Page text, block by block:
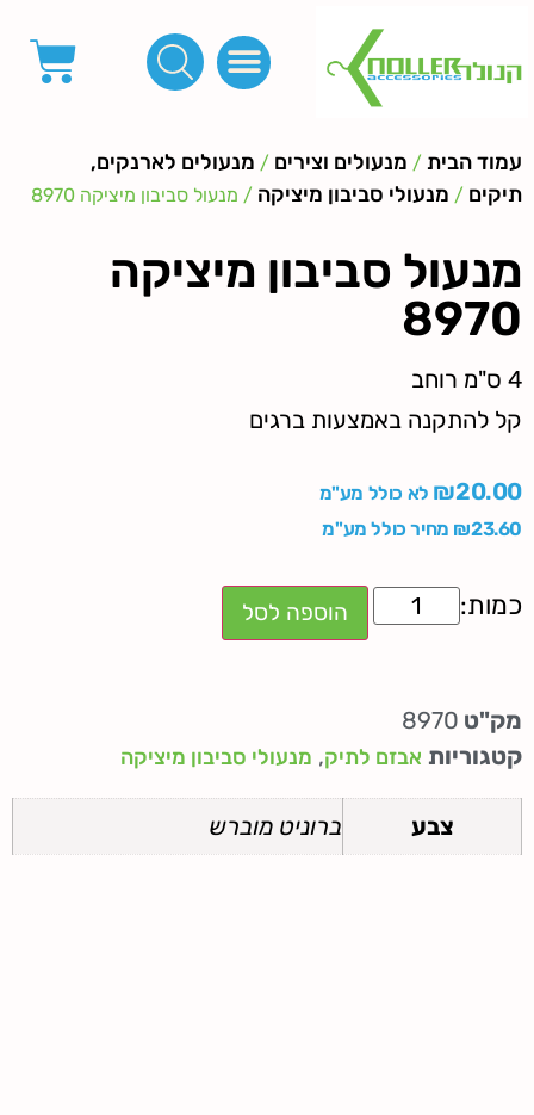
עמוד הבית / מנעולים וצירים / מנעולים לארנקים,
תיקים / מנעולי סביבון מיציקה / מנעול סביבון מיציקה 8970
מנעול סביבון מיציקה
8970
4 ס"מ רוחב
קל להתקנה באמצעות ברגים
₪20.00
לא כולל מע"מ
₪23.60 מחיר כולל מע"מ
הוספה לסל
מק"ט 8970
קטגוריות אבזם לתיק, מנעולי סביבון מיציקה
צבע ברוניט מוברש